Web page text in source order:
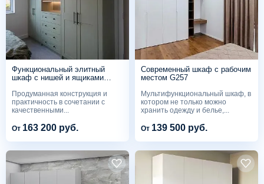
Функциональный элитный
шкаф с нишей и ящиками
Продуманная конструкция и
практичность в сочетании с
качественными...
От 163 200 руб.
Современный шкаф с рабочим
местом G257
Мультифункциональный шкаф, в
котором не только можно
хранить одежду и белье,...
От 139 500 руб.